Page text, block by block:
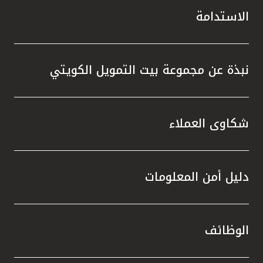
الاستدامة
نبذة عن مجموعة بيت التمويل الكويتي
شكاوى العملاء
دليل أمن المعلومات
الوظائف